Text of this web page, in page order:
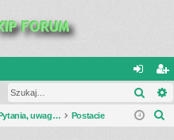
al
og
ar
ej
Pytania, uwagi, dyskusje Postacie